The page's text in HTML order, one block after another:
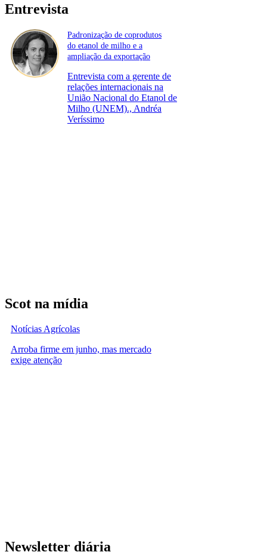
Entrevista
Padronização de coprodutos
do etanol de milho e a
ampliação da exportação
Entrevista com a gerente de
relações internacionais na
União Nacional do Etanol de
Milho (UNEM)., Andréa
Veríssimo
Scot na mídia
Notícias Agrícolas
Arroba firme em junho, mas mercado
exige atenção
Newsletter diária